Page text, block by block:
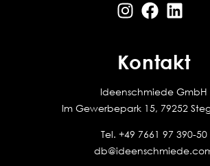
Kontakt
Ideenschmiede GmbH
Im Gewerbepark 15, 79252
Tel. +49 7661 97 390-50